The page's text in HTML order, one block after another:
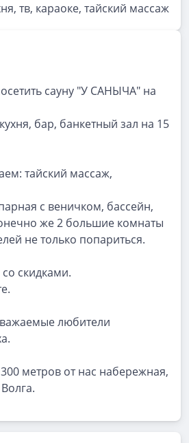
тв, караоке, тайский массаж
сауну "У САНЫЧА" на
бар, банкетный зал на 15
тайский массаж,
с веничком, бассейн,
же 2 большие комнаты
не только попариться.
скидками.
любители
метров от нас набережная,